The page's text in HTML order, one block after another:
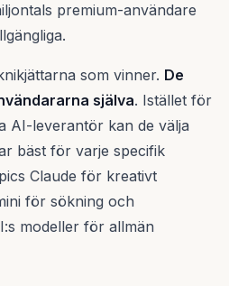
premium-användare
som vinner. De
själva. Istället för
AI-leverantör kan de välja
bäst för varje specifik
Claude för kreativt
för sökning och
modeller för allmän